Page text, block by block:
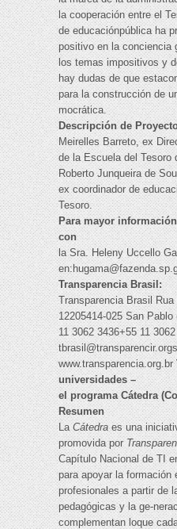
la cooperación entre el
de educaciónpública ha
positivo en la conciencia
los temas impositivos y
hay dudas de que
para la construcción de
mocrática.
Descripción de
Meirelles Barreto, ex
de la Escuela del Tesoro
Roberto Junqueira de
ex coordinador de
Tesoro.
Para mayor
con
la Sra. Heleny Uccello
en:
Transparencia Brasil:
Transparencia Brasil
12205414-025 San
11 3062 3436+55 11
www.transparencia.org.br
universidades –
el programa Cátedra
Resumen
LaCátedraes una
promovida por
Capítulo Nacional de TI
para apoyar la formación
profesionales a partir de
pedagógicas y la ge-
complementan loque